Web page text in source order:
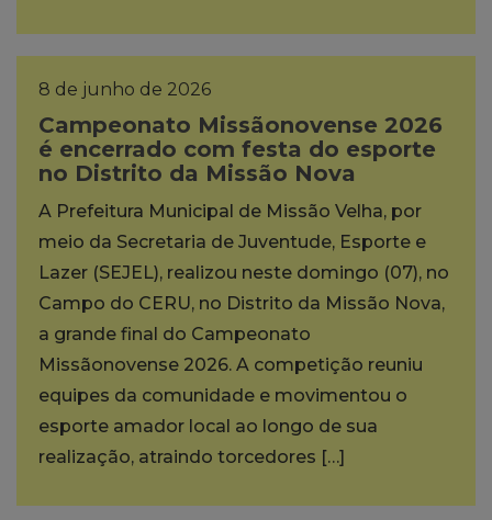
8 de junho de 2026
Campeonato Missãonovense 2026
é encerrado com festa do esporte
no Distrito da Missão Nova
A Prefeitura Municipal de Missão Velha, por
meio da Secretaria de Juventude, Esporte e
Lazer (SEJEL), realizou neste domingo (07), no
Campo do CERU, no Distrito da Missão Nova,
a grande final do Campeonato
Missãonovense 2026. A competição reuniu
equipes da comunidade e movimentou o
esporte amador local ao longo de sua
realização, atraindo torcedores […]